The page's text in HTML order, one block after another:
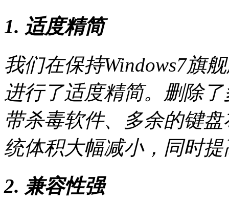
1. 适度精简
我们在保持Windows7旗
进行了适度精简。删除
带杀毒软件、多余的键
统体积大幅减小，同时
2. 兼容性强